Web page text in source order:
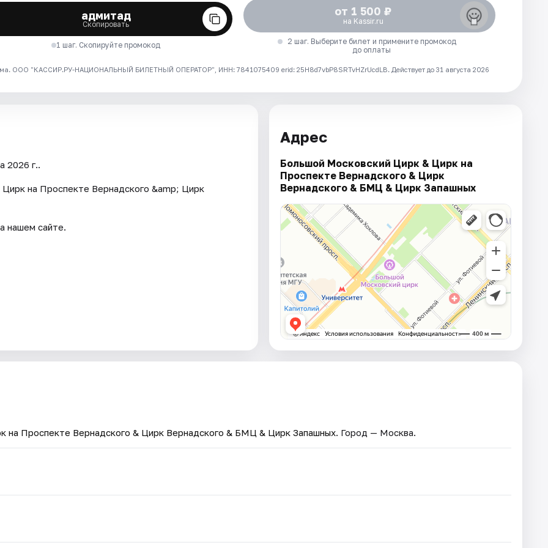
адмитад
Скопировать
1 шаг. Скопируйте промокод
от 1 500 ₽
на Kassir.ru
2 шаг. Выберите билет и примените промокод
до оплаты
ООО "КАССИР.РУ-НАЦИОНАЛЬНЫЙ БИЛЕТНЫЙ ОПЕРАТОР", ИНН: 7841075409 erid: 25H8d7vbP8SRTvHZrUcdLB. Действует до 31 августа 2026
2026 г..
на Проспекте Вернадского &amp; Цирк
нашем сайте.
Адрес
Большой Московский Цирк & Цирк на
Проспекте Вернадского & Цирк
Вернадского & БМЦ & Цирк Запашных
на Проспекте Вернадского & Цирк Вернадского & БМЦ & Цирк Запашных. Город — Москва.